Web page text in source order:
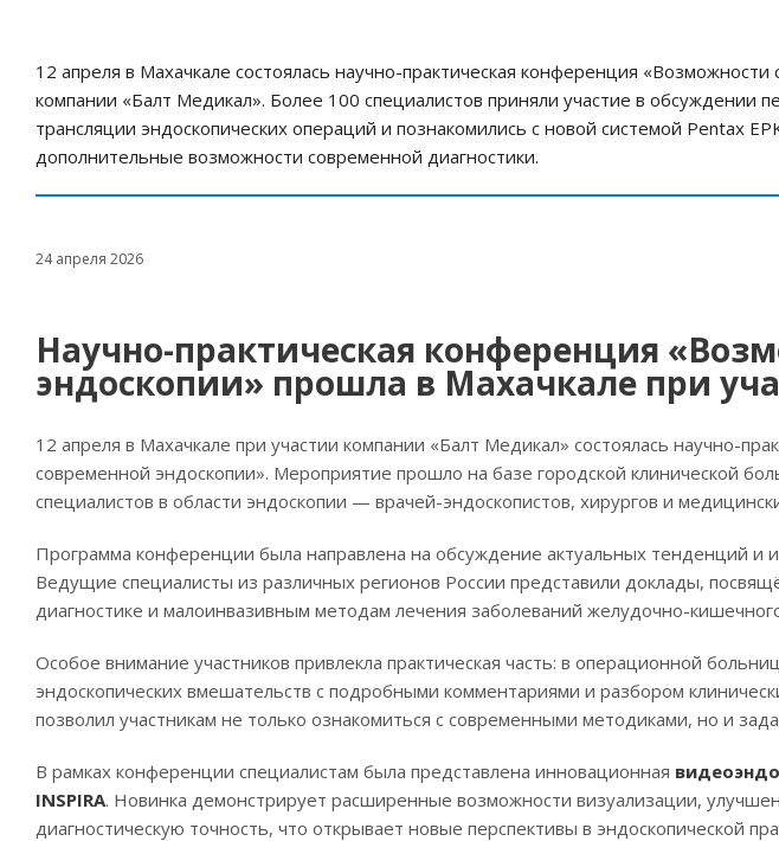
12 апреля в Махачкале состоялась научно-практическая конференция
компании «Балт Медикал». Более 100 специалистов приняли участие в обсуждении
трансляции эндоскопических операций и познакомились с новой системой Pentax
дополнительные возможности современной диагностики.
24 апреля 2026
Научно-практическая конференция
эндоскопии» прошла в Махачкале при
12 апреля в Махачкале при участии компании «Балт Медикал» состоялась научно-
современной эндоскопии». Мероприятие прошло на базе городской клинической
специалистов в области эндоскопии — врачей-эндоскопистов, хирургов и
Программа конференции была направлена на обсуждение актуальных тенденций и
Ведущие специалисты из различных регионов России представили доклады,
диагностике и малоинвазивным методам лечения заболеваний желудочно-
Особое внимание участников привлекла практическая часть: в операционной
эндоскопических вмешательств с подробными комментариями и разбором
позволил участникам не только ознакомиться с современными методиками, но и
В рамках конференции специалистам была представлена инновационная
INSPIRA. Новинка демонстрирует расширенные возможности визуализации,
диагностическую точность, что открывает новые перспективы в эндоскопической